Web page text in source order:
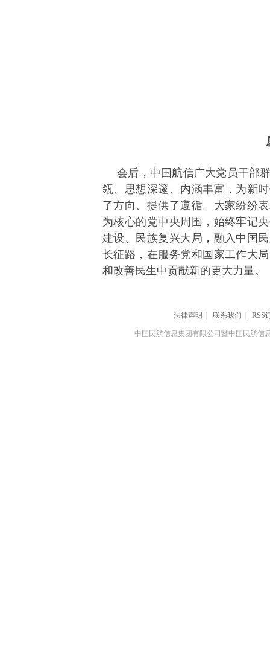
会后，中国航信广大党员干部
瓴、思想深邃、内涵丰富，为新
了方向、提供了遵循。大家纷纷
为核心的党中央周围，始终牢记
建设、民族复兴大局，融入中国
长征路，在服务党和国家工作大
和改善民生中贡献新的更大力量。
法律声明 联系我们 RSS
中国民航信息集团有限公司暨中国民航信